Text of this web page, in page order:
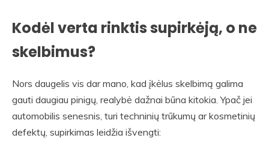
Kodėl verta rinktis supirkėją, o ne
skelbimus?
Nors daugelis vis dar mano, kad įkėlus skelbimą galima
gauti daugiau pinigų, realybė dažnai būna kitokia. Ypač jei
automobilis senesnis, turi techninių trūkumų ar kosmetinių
defektų, supirkimas leidžia išvengti: